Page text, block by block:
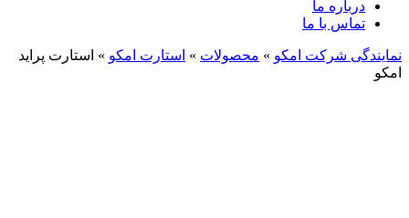
درباره ما
تماس با ما
نمایندگی شرکت امکو » محصولات » استارت امکو » استارت پراید
امکو